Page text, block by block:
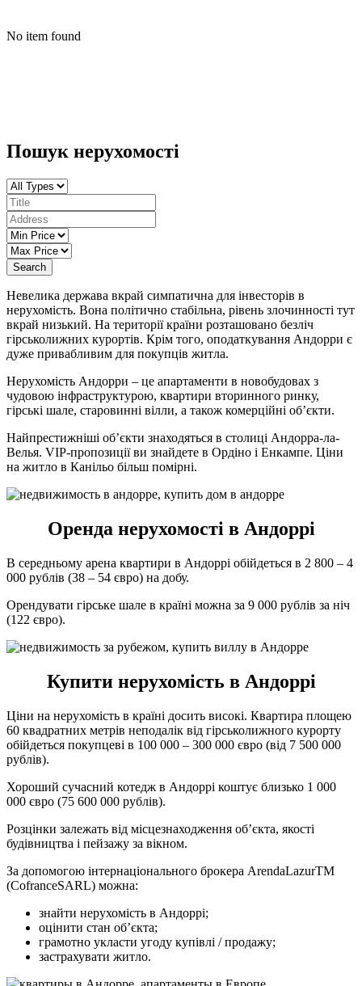
No item found
Пошук нерухомості
Search
Невелика держава вкрай симпатична для інвесторів в
нерухомість. Вона політично стабільна, рівень злочинності тут
вкрай низький. На території країни розташовано безліч
гірськолижних курортів. Крім того, оподаткування Андорри є
дуже привабливим для покупців житла.
Нерухомість Андорри – це апартаменти в новобудовах з
чудовою інфраструктурою, квартири вторинного ринку,
гірські шале, старовинні вілли, а також комерційні об’єкти.
Найпрестижніші об’єкти знаходяться в столиці Андорра-ла-
Велья. VIP-пропозиції ви знайдете в Ордіно і Енкампе. Ціни
на житло в Канільо більш помірні.
Оренда нерухомості в Андоррі
В середньому арена квартири в Андоррі обійдеться в 2 800 – 4
000 рублів (38 – 54 євро) на добу.
Орендувати гірське шале в країні можна за 9 000 рублів за ніч
(122 євро).
Купити нерухомість в Андоррі
Ціни на нерухомість в країні досить високі. Квартира площею
60 квадратних метрів неподалік від гірськолижного курорту
обійдеться покупцеві в 100 000 – 300 000 євро (від 7 500 000
рублів).
Хороший сучасний котедж в Андоррі коштує близько 1 000
000 євро (75 600 000 рублів).
Розцінки залежать від місцезнаходження об’єкта, якості
будівництва і пейзажу за вікном.
За допомогою інтернаціонального брокера ArendaLazurTM
(CofranceSARL) можна:
знайти нерухомість в Андоррі;
оцінити стан об’єкта;
грамотно укласти угоду купівлі / продажу;
застрахувати житло.